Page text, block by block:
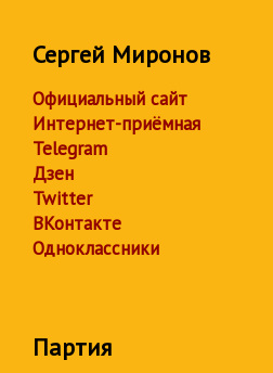
Сергей Миронов
Официальный сайт
Интернет-приёмная
Telegram
Дзен
Twitter
ВКонтакте
Одноклассники
Партия